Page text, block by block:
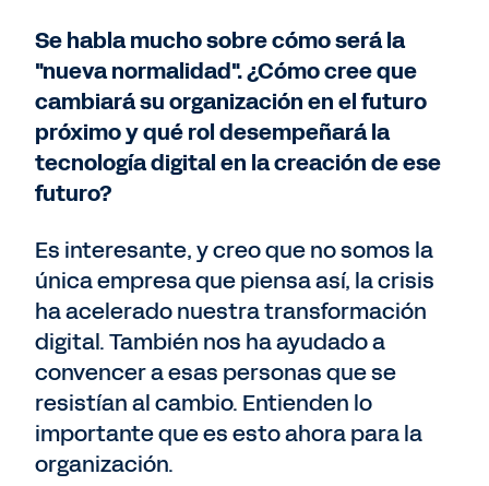
Se habla mucho sobre cómo será la
"nueva normalidad". ¿Cómo cree que
cambiará su organización en el futuro
próximo y qué rol desempeñará la
tecnología digital en la creación de ese
futuro?
Es interesante, y creo que no somos la
única empresa que piensa así, la crisis
ha acelerado nuestra transformación
digital. También nos ha ayudado a
convencer a esas personas que se
resistían al cambio. Entienden lo
importante que es esto ahora para la
organización.